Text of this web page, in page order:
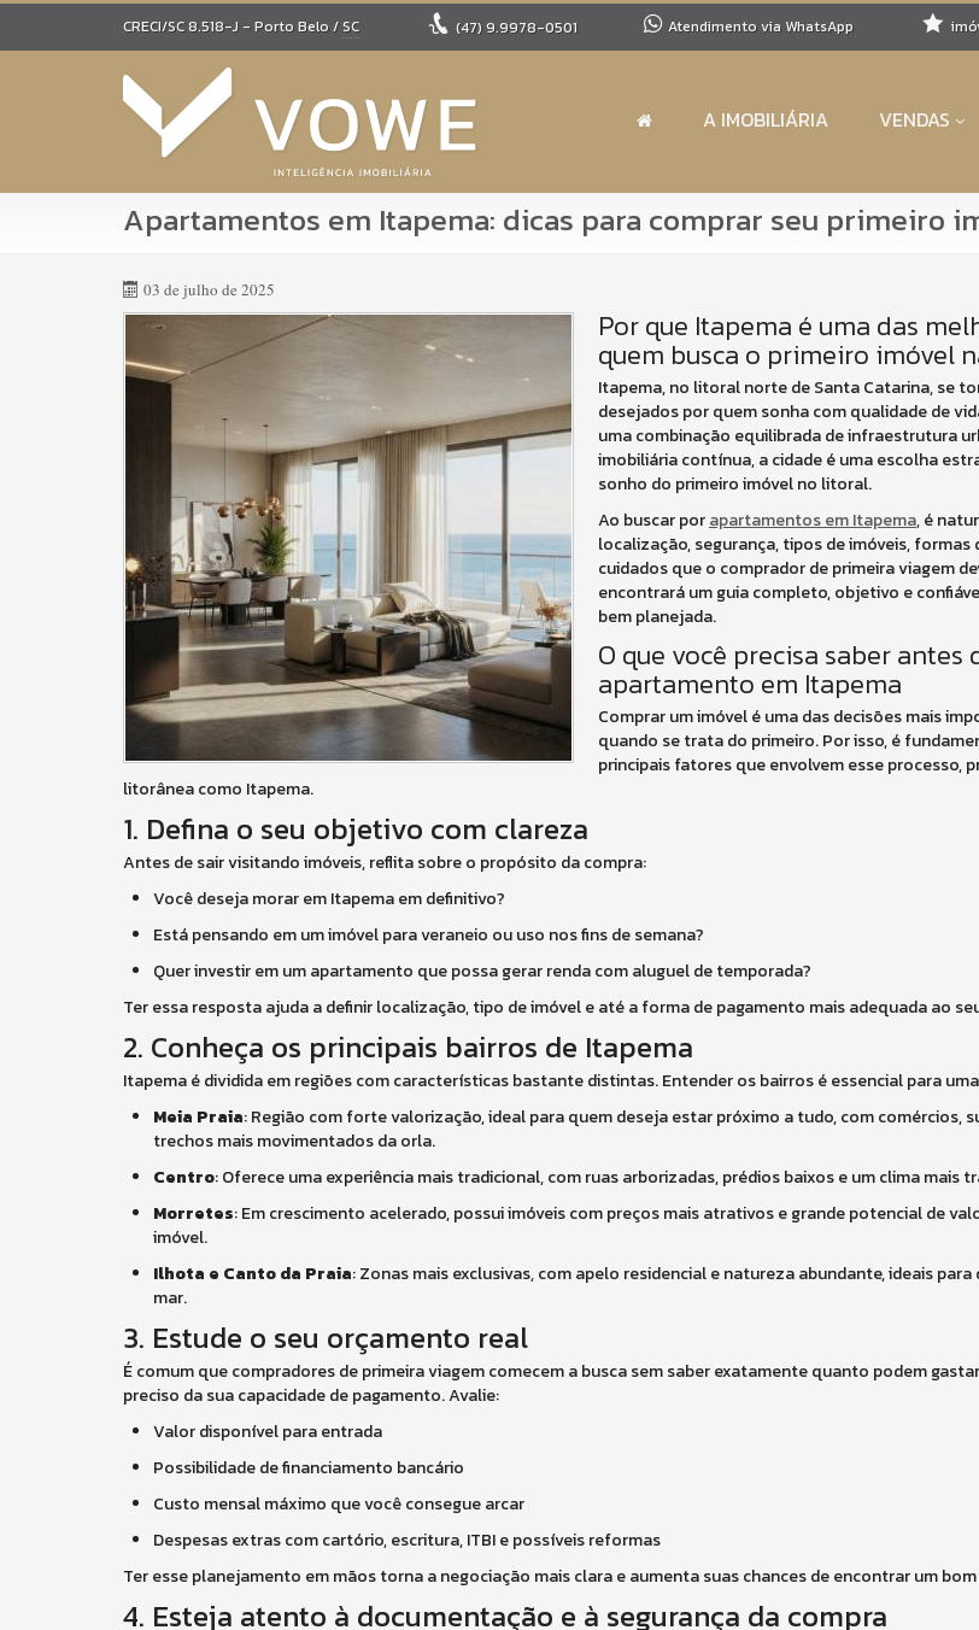
CRECI/SC 8.518-J - Porto Belo /SC (47)9.9978-0501 Atendimento via WhatsApp
A IMOBILIÁRIA VENDAS
Apartamentos em Itapema: dicas para comprar seu primeiro
03 de julho de 2025
Por que Itapema é uma das
quem busca o primeiro imóvel
Itapema, no litoral norte de Santa Catarina, se
desejados por quem sonha com qualidade de
uma combinação equilibrada de infraestrutura
imobiliária contínua, a cidade é uma escolha
sonho do primeiro imóvel no litoral.
Ao buscar porapartamentos em Itapema, é
localização, segurança, tipos de imóveis,
cuidados que o comprador de primeira viagem
encontrará um guia completo, objetivo e
bem planejada.
O que você precisa saber
apartamento em Itapema
Comprar um imóvel é uma das decisões mais
quando se trata do primeiro. Por isso, é
principais fatores que envolvem esse processo,
litorânea como Itapema.
1. Defina o seu objetivo com clareza
Antes de sair visitando imóveis, reflita sobre o propósito da compra:
Você deseja morar em Itapema em definitivo?
Está pensando em um imóvel para veraneio ou uso nos fins de semana?
Quer investir em um apartamento que possa gerar renda com aluguel de temporada?
Ter essa resposta ajuda a definir localização, tipo de imóvel e até a forma de pagamento mais adequada ao
2. Conheça os principais bairros de Itapema
Itapema é dividida em regiões com características bastante distintas. Entender os bairros é essencial para
Meia Praia: Região com forte valorização, ideal para quem deseja estar próximo a tudo, com comércios,
trechos mais movimentados da orla.
Centro: Oferece uma experiência mais tradicional, com ruas arborizadas, prédios baixos e um clima mais
Morretes: Em crescimento acelerado, possui imóveis com preços mais atrativos e grande potencial de
imóvel.
Ilhota e Canto da Praia: Zonas mais exclusivas, com apelo residencial e natureza abundante, ideais
mar.
3. Estude o seu orçamento real
É comum que compradores de primeira viagem comecem a busca sem saber exatamente quanto podem
preciso da sua capacidade de pagamento. Avalie:
Valor disponível para entrada
Possibilidade de financiamento bancário
Custo mensal máximo que você consegue arcar
Despesas extras com cartório, escritura, ITBI e possíveis reformas
Ter esse planejamento em mãos torna a negociação mais clara e aumenta suas chances de encontrar um
4. Esteja atento à documentação e à segurança da compra